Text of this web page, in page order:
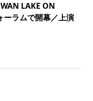
LAKE ON
ーラムで開幕／上演